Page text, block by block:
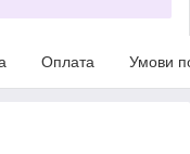
Оплата Умови